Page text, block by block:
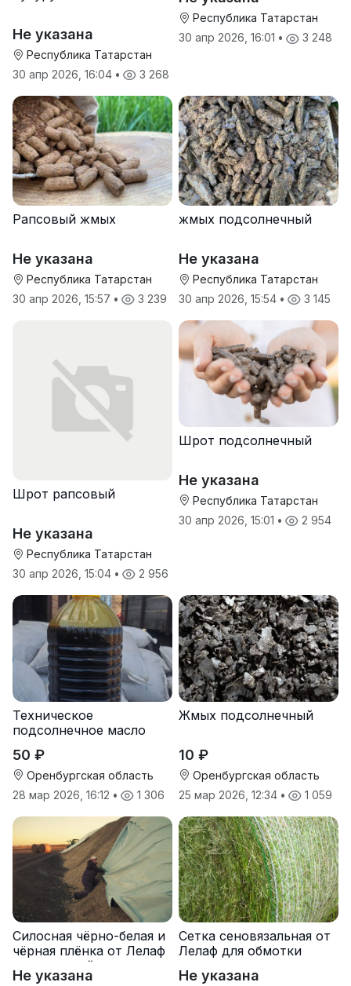
Не указана
Республика Татарстан
30 апр 2026, 16:04 • 3 268
Республика Татарстан
30 апр 2026, 16:01 • 3 248
Рапсовый жмых
Не указана
Республика Татарстан
30 апр 2026, 15:57 • 3 239
жмых подсолнечный
Не указана
Республика Татарстан
30 апр 2026, 15:54 • 3 145
Шрот рапсовый
Не указана
Республика Татарстан
30 апр 2026, 15:04 • 2 956
Шрот подсолнечный
Не указана
Республика Татарстан
30 апр 2026, 15:01 • 2 954
Техническое
подсолнечное масло
50 ₽
Оренбургская область
28 мар 2026, 16:12 • 1 306
Жмых подсолнечный
10 ₽
Оренбургская область
25 мар 2026, 12:34 • 1 059
Силосная чёрно-белая и
чёрная плёнка от Лелаф
для траншей и ям
силоса/сенажа
Не указана
Сетка сеновязальная от
Лелаф для обмотки
Не указана